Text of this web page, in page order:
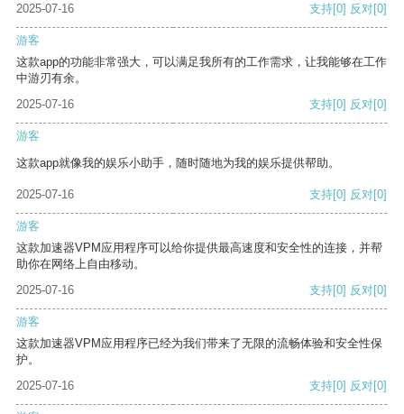
2025-07-16
支持[0] 反对[0]
游客
这款app的功能非常强大，可以满足我所有的工作需求，让我能够在工作
中游刃有余。
2025-07-16
支持[0] 反对[0]
游客
这款app就像我的娱乐小助手，随时随地为我的娱乐提供帮助。
2025-07-16 支持[0] 反对[0]
游客
这款加速器VPM应用程序可以给你提供最高速度和安全性的连接，并帮
助你在网络上自由移动。
2025-07-16
支持[0] 反对[0]
游客
这款加速器VPM应用程序已经为我们带来了无限的流畅体验和安全性保
护。
2025-07-16
支持[0] 反对[0]